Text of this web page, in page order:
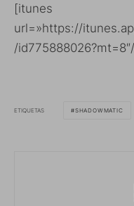
[itunes
url=»https://
/
ETIQUETAS SHADOWMATIC